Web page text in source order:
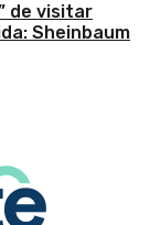
de visitar
Sheinbaum